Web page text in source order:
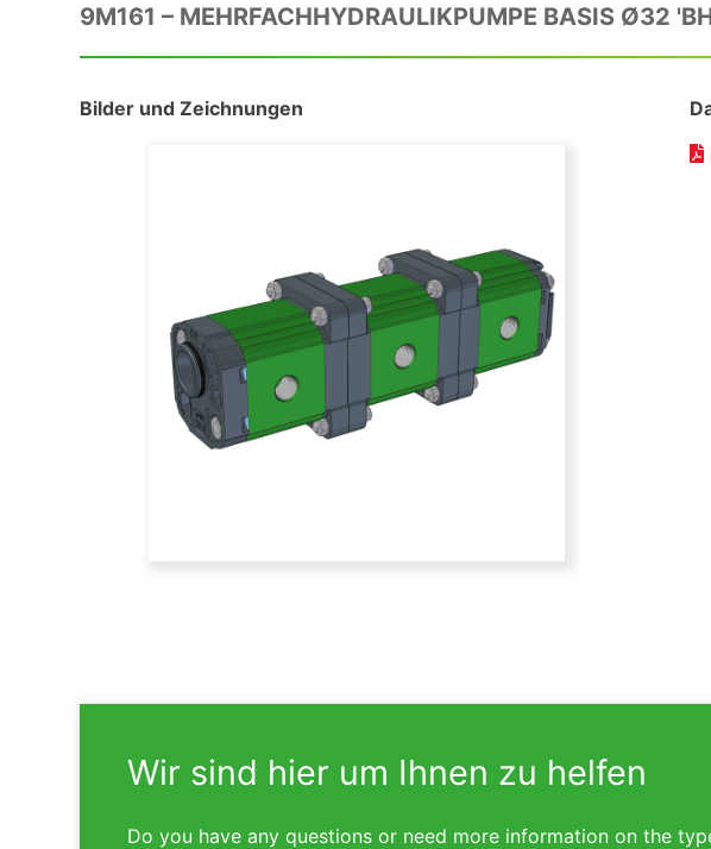
9M161 – MEHRFACHHYDRAULIKPUMPE BASIS Ø32
Bilder und Zeichnungen
Wir sind hier um Ihnen zu helfen
Do you have any questions or need more information on the